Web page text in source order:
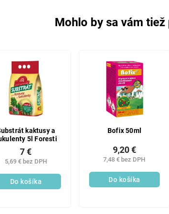
Mohlo by sa vám
kaktusy a
5l Foresti
5,69 € bez DPH
7 €
Do košíka
Bofix 50ml
7,48 € bez DPH
9,20 €
Do košíka